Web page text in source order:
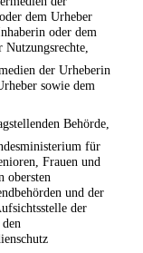
dem Urheber
oder dem
Nutzungsrechte,
der Urheberin
sowie dem
Behörde,
für
Frauen und
obersten
und der
der